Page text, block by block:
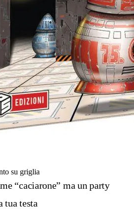
su griglia
“caciarone” ma un party
tua testa